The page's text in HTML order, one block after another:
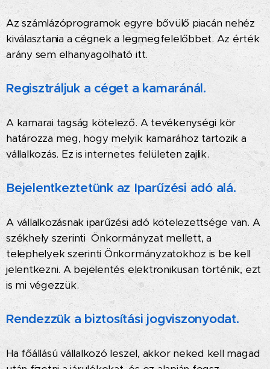
Az számlázóprogramok egyre bővülő piacán nehéz
kiválasztania a cégnek a legmegfelelőbbet. Az érték
arány sem elhanyagolható itt.
Regisztráljuk a céget a kamaránál.
A kamarai tagság kötelező. A tevékenységi kör
határozza meg, hogy melyik kamarához tartozik a
vállalkozás. Ez is internetes felületen zajlik.
Bejelentkeztetünk az Iparűzési adó alá.
A vállalkozásnak iparűzési adó kötelezettsége van. A
székhely szerinti Önkormányzat mellett, a
telephelyek szerinti Önkormányzatokhoz is be kell
jelentkezni. A bejelentés elektronikusan történik, ezt
is mi végezzük.
Rendezzük a biztosítási jogviszonyodat.
Ha főállású vállalkozó leszel, akkor neked kell magad